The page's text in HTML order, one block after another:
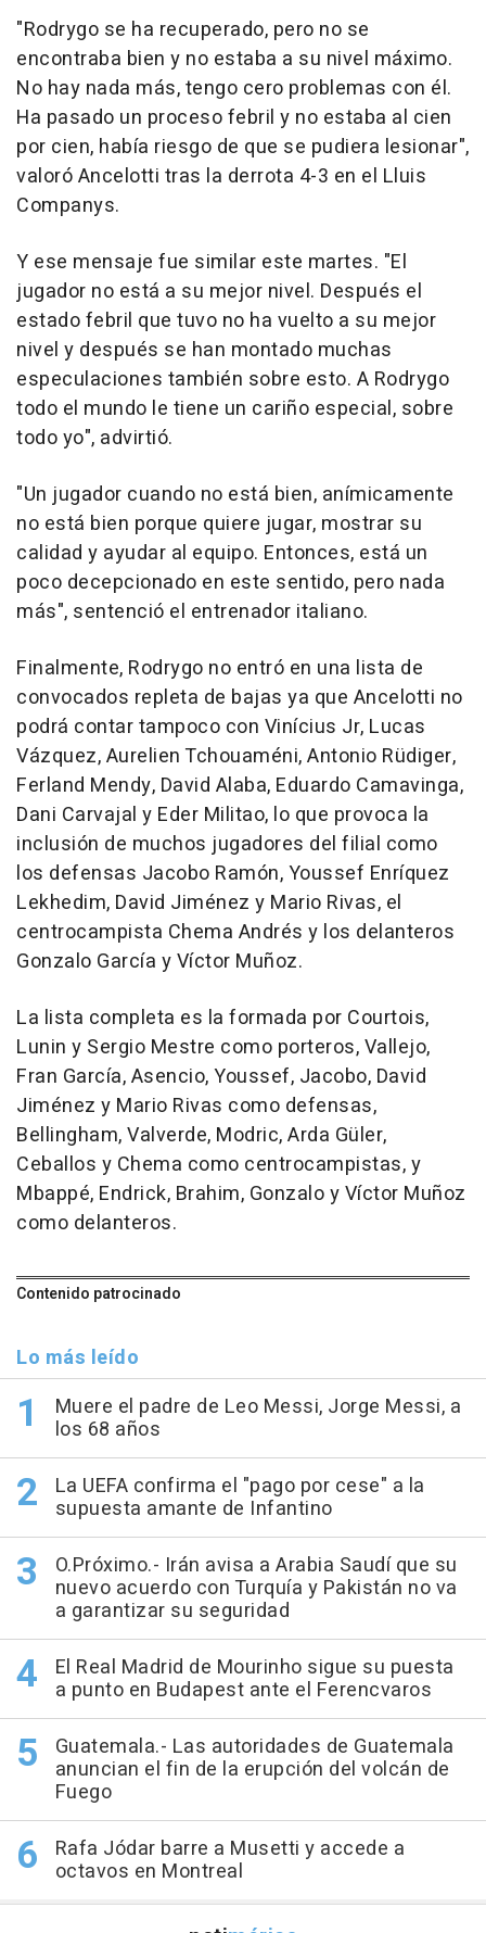
"Rodrygo se ha recuperado, pero no se
encontraba bien y no estaba a su nivel máximo.
No hay nada más, tengo cero problemas con él.
Ha pasado un proceso febril y no estaba al cien
por cien, había riesgo de que se pudiera lesionar",
valoró Ancelotti tras la derrota 4-3 en el Lluis
Companys.
Y ese mensaje fue similar este martes. "El
jugador no está a su mejor nivel. Después el
estado febril que tuvo no ha vuelto a su mejor
nivel y después se han montado muchas
especulaciones también sobre esto. A Rodrygo
todo el mundo le tiene un cariño especial, sobre
todo yo", advirtió.
"Un jugador cuando no está bien, anímicamente
no está bien porque quiere jugar, mostrar su
calidad y ayudar al equipo. Entonces, está un
poco decepcionado en este sentido, pero nada
más", sentenció el entrenador italiano.
Finalmente, Rodrygo no entró en una lista de
convocados repleta de bajas ya que Ancelotti no
podrá contar tampoco con Vinícius Jr, Lucas
Vázquez, Aurelien Tchouaméni, Antonio Rüdiger,
Ferland Mendy, David Alaba, Eduardo Camavinga,
Dani Carvajal y Eder Militao, lo que provoca la
inclusión de muchos jugadores del filial como
los defensas Jacobo Ramón, Youssef Enríquez
Lekhedim, David Jiménez y Mario Rivas, el
centrocampista Chema Andrés y los delanteros
Gonzalo García y Víctor Muñoz.
La lista completa es la formada por Courtois,
Lunin y Sergio Mestre como porteros, Vallejo,
Fran García, Asencio, Youssef, Jacobo, David
Jiménez y Mario Rivas como defensas,
Bellingham, Valverde, Modric, Arda Güler,
Ceballos y Chema como centrocampistas, y
Mbappé, Endrick, Brahim, Gonzalo y Víctor Muñoz
como delanteros.
Contenido patrocinado
Lo más leído
Muere el padre de Leo Messi, Jorge Messi, a
los 68 años
La UEFA confirma el "pago por cese" a la
supuesta amante de Infantino
O.Próximo.- Irán avisa a Arabia Saudí que su
nuevo acuerdo con Turquía y Pakistán no va
a garantizar su seguridad
El Real Madrid de Mourinho sigue su puesta
a punto en Budapest ante el Ferencvaros
Guatemala.- Las autoridades de Guatemala
anuncian el fin de la erupción del volcán de
Fuego
Rafa Jódar barre a Musetti y accede a
octavos en Montreal